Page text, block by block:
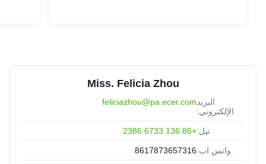
Miss. Felicia Zhou
البريد
الإلكتروني:
feliciazhou@pa.ecer.com
تيل:+86 136 6733 2386
واتس اب:8617873657316